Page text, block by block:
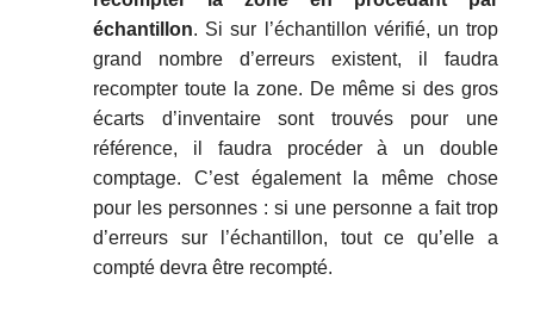
échantillon. Si sur l’échantillon vérifié, un trop
grand nombre d’erreurs existent, il faudra
recompter toute la zone. De même si des gros
écarts d’inventaire sont trouvés pour une
référence, il faudra procéder à un double
comptage. C’est également la même chose
pour les personnes : si une personne a fait trop
d’erreurs sur l’échantillon, tout ce qu’elle a
compté devra être recompté.